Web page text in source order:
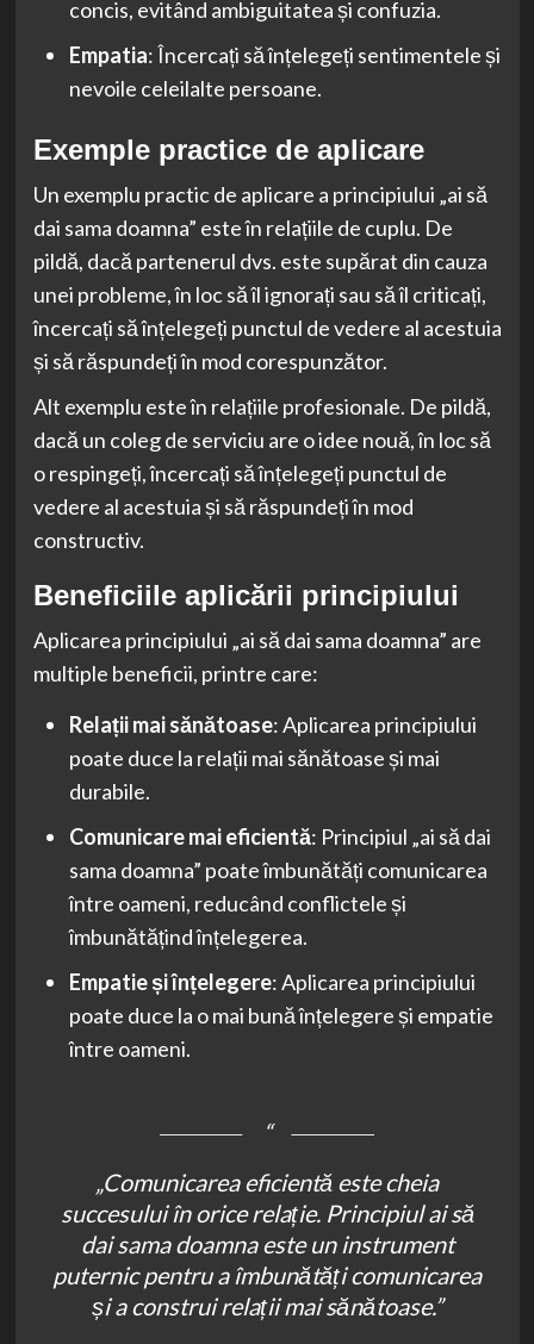
concis, evitând ambiguitatea și confuzia.
Empatia: Încercați să înțelegeți sentimentele și
nevoile celeilalte persoane.
Exemple practice de aplicare
Un exemplu practic de aplicare a principiului „ai să
dai sama doamna” este în relațiile de cuplu. De
pildă, dacă partenerul dvs. este supărat din cauza
unei probleme, în loc să îl ignorați sau să îl criticați,
încercați să înțelegeți punctul de vedere al acestuia
și să răspundeți în mod corespunzător.
Alt exemplu este în relațiile profesionale. De pildă,
dacă un coleg de serviciu are o idee nouă, în loc să
o respingeți, încercați să înțelegeți punctul de
vedere al acestuia și să răspundeți în mod
constructiv.
Beneficiile aplicării principiului
Aplicarea principiului „ai să dai sama doamna” are
multiple beneficii, printre care:
Relații mai sănătoase: Aplicarea principiului
poate duce la relații mai sănătoase și mai
durabile.
Comunicare mai eficientă: Principiul „ai să dai
sama doamna” poate îmbunătăți comunicarea
între oameni, reducând conflictele și
îmbunătățind înțelegerea.
Empatie și înțelegere: Aplicarea principiului
poate duce la o mai bună înțelegere și empatie
între oameni.
„Comunicarea eficientă este cheia
succesului în orice relație. Principiul ai să
dai sama doamna este un instrument
puternic pentru a îmbunătăți comunicarea
și a construi relații mai sănătoase.”